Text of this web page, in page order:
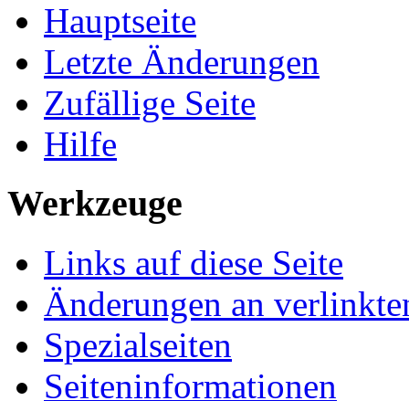
Hauptseite
Letzte Änderungen
Zufällige Seite
Hilfe
Werkzeuge
Links auf diese Seite
Änderungen an
Spezialseiten
Seiten­informationen